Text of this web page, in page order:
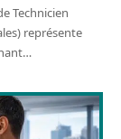
Technicien
représente
…